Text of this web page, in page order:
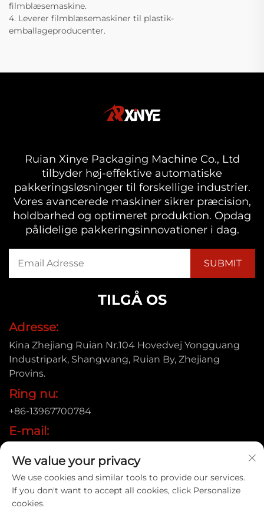
filmblæsemaskine.
4. Leverer filmblæsemaskiner til plastik-
emballageproducenter.
Ruian Xinye Packaging Machine Co., Ltd
tilbyder høj-effektive automatiske
pakkeringsløsninger til forskellige industrier.
Vores avancerede maskiner sikrer præcision,
holdbarhed og optimeret produktion. Opdag
pålidelige pakkeringsinnovationer i dag.
TILGÅ OS
Adresse:
Kina Zhejiang Ruian Nr.104 Hovedvej Yongguang
Industripark, Shangwang, Ruian By, Zhejiang
Provins.
Ring nu:
+86-13967700784
E-mail:
Copyright © 2025 Ruian Xinye Packaging Machine Co.,Ltd |
We value your privacy
We use cookies and similar tools to provide our services.
If you don't want to accept all cookies, click Personalize
cookies.